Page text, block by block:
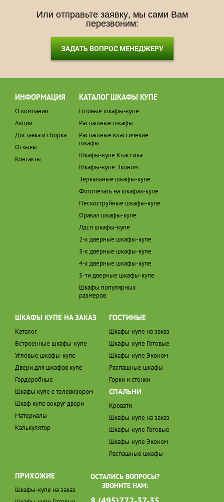
Или отправьте заявку, мы сами Вам
перезвоним:
ЗАДАТЬ ВОПРОС МЕНЕДЖЕРУ
ИНФОРМАЦИЯ
О компании
Акции
Доставка и сборка
Отзывы
Контакты
КАТАЛОГ ШКАФЫ КУПЕ
Готовые шкафы-купе
Распашные шкафы
Распашные классичекие
шкафы
Шкафы-купе Классика
Шкафы-купе Эконом
Зеркальные шкафы-купе
Фотопечать на шкафах-купе
Пескоструйные шкафы-купе
Оракал шкафы-купе
Лдсп шкафы-купе
2-х дверные шкафы-купе
3-х дверные шкафы-купе
4-х дверные шкафы-купе
5-ти дверные шкафы-купе
Шкафы популярных
размеров
ШКАФЫ КУПЕ НА ЗАКАЗ
Каталог
Встроенные шкафы-купе
Угловые шкафы-купе
Двери для шкафов купе
Гардеробные
Шкафы купе с телевизором
Шкаф купе вокруг двери
Материалы
Калькулятор
ГОСТИНЫЕ
Шкафы-купе на заказ
Шкафы-купе Готовые
Шкафы-купе Эконом
Распашные шкафы
Горки и стенки
СПАЛЬНИ
Кровати
Шкафы-купе на заказ
Шкафы-купе Готовые
Шкафы-купе Эконом
Распашные шкафы
ПРИХОЖИЕ
Шкафы-купе на заказ
ОСТАЛИСЬ ВОПРОСЫ?
ЗВОНИТЕ НАМ: